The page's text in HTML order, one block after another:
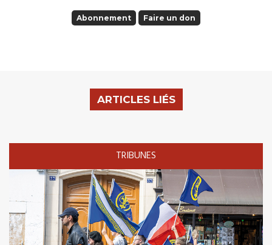
Abonnement Faire un don
ARTICLES LIÉS
TRIBUNES